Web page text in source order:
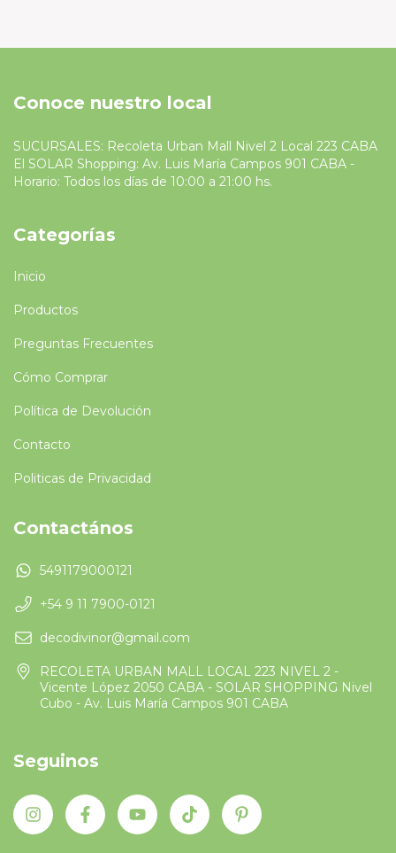
Conoce nuestro local
SUCURSALES: Recoleta Urban Mall Nivel 2 Local 223 CABA
El SOLAR Shopping: Av. Luis María Campos 901 CABA -
Horario: Todos los días de 10:00 a 21:00 hs.
Categorías
Inicio
Productos
Preguntas Frecuentes
Cómo Comprar
Política de Devolución
Contacto
Politicas de Privacidad
Contactános
5491179000121
+54 9 11 7900-0121
decodivinor@gmail.com
RECOLETA URBAN MALL LOCAL 223 NIVEL 2 -
Vicente López 2050 CABA - SOLAR SHOPPING Nivel
Cubo - Av. Luis María Campos 901 CABA
Seguinos